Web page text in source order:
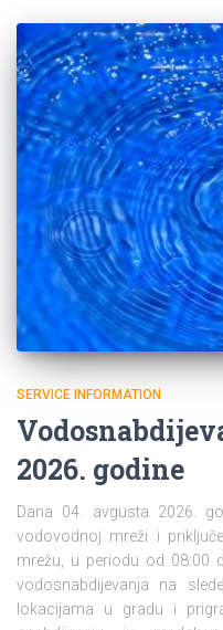
SERVICE INFORMATION
2026. godine
Dana 04. avgusta 2026.
vodovodnoj mreži i
mrežu, u periodu od 08:00
vodosnabdijevanja na
lokacijama u gradu i